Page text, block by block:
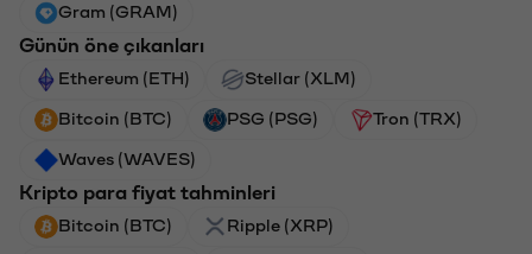
Gram (GRAM)
Günün öne çıkanları
Ethereum (ETH) Stellar (XLM)
Bitcoin (BTC) PSG (PSG) Tron (TRX)
Waves (WAVES)
Kripto para fiyat tahminleri
Bitcoin (BTC) Ripple (XRP)